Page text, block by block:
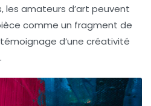
les amateurs d’art peuvent
comme un fragment de
d’une créativité